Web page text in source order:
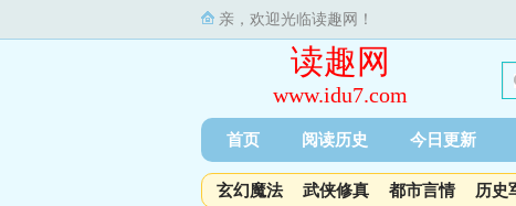
亲，欢迎光临读趣网！
读趣网
www.idu7.com
首页 阅读历史 今日更新
玄幻魔法 武侠修真 都市言情 历史